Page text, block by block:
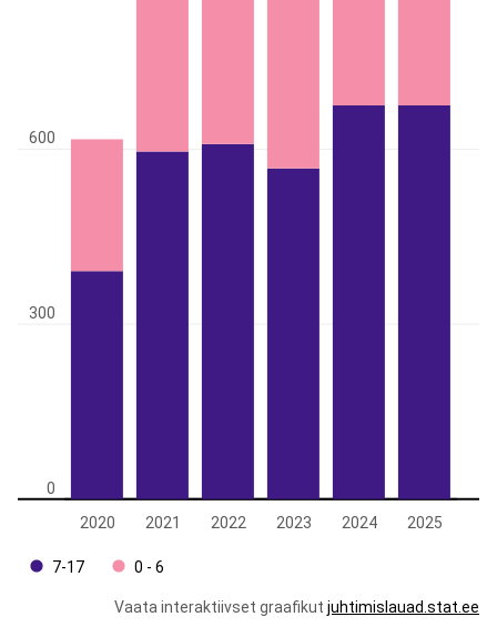
2020 2021 2022 2023 2024 2025
0
300
600
7-17 0 - 6
Vaata interaktiivset graafikut juhtimislauad.stat.ee